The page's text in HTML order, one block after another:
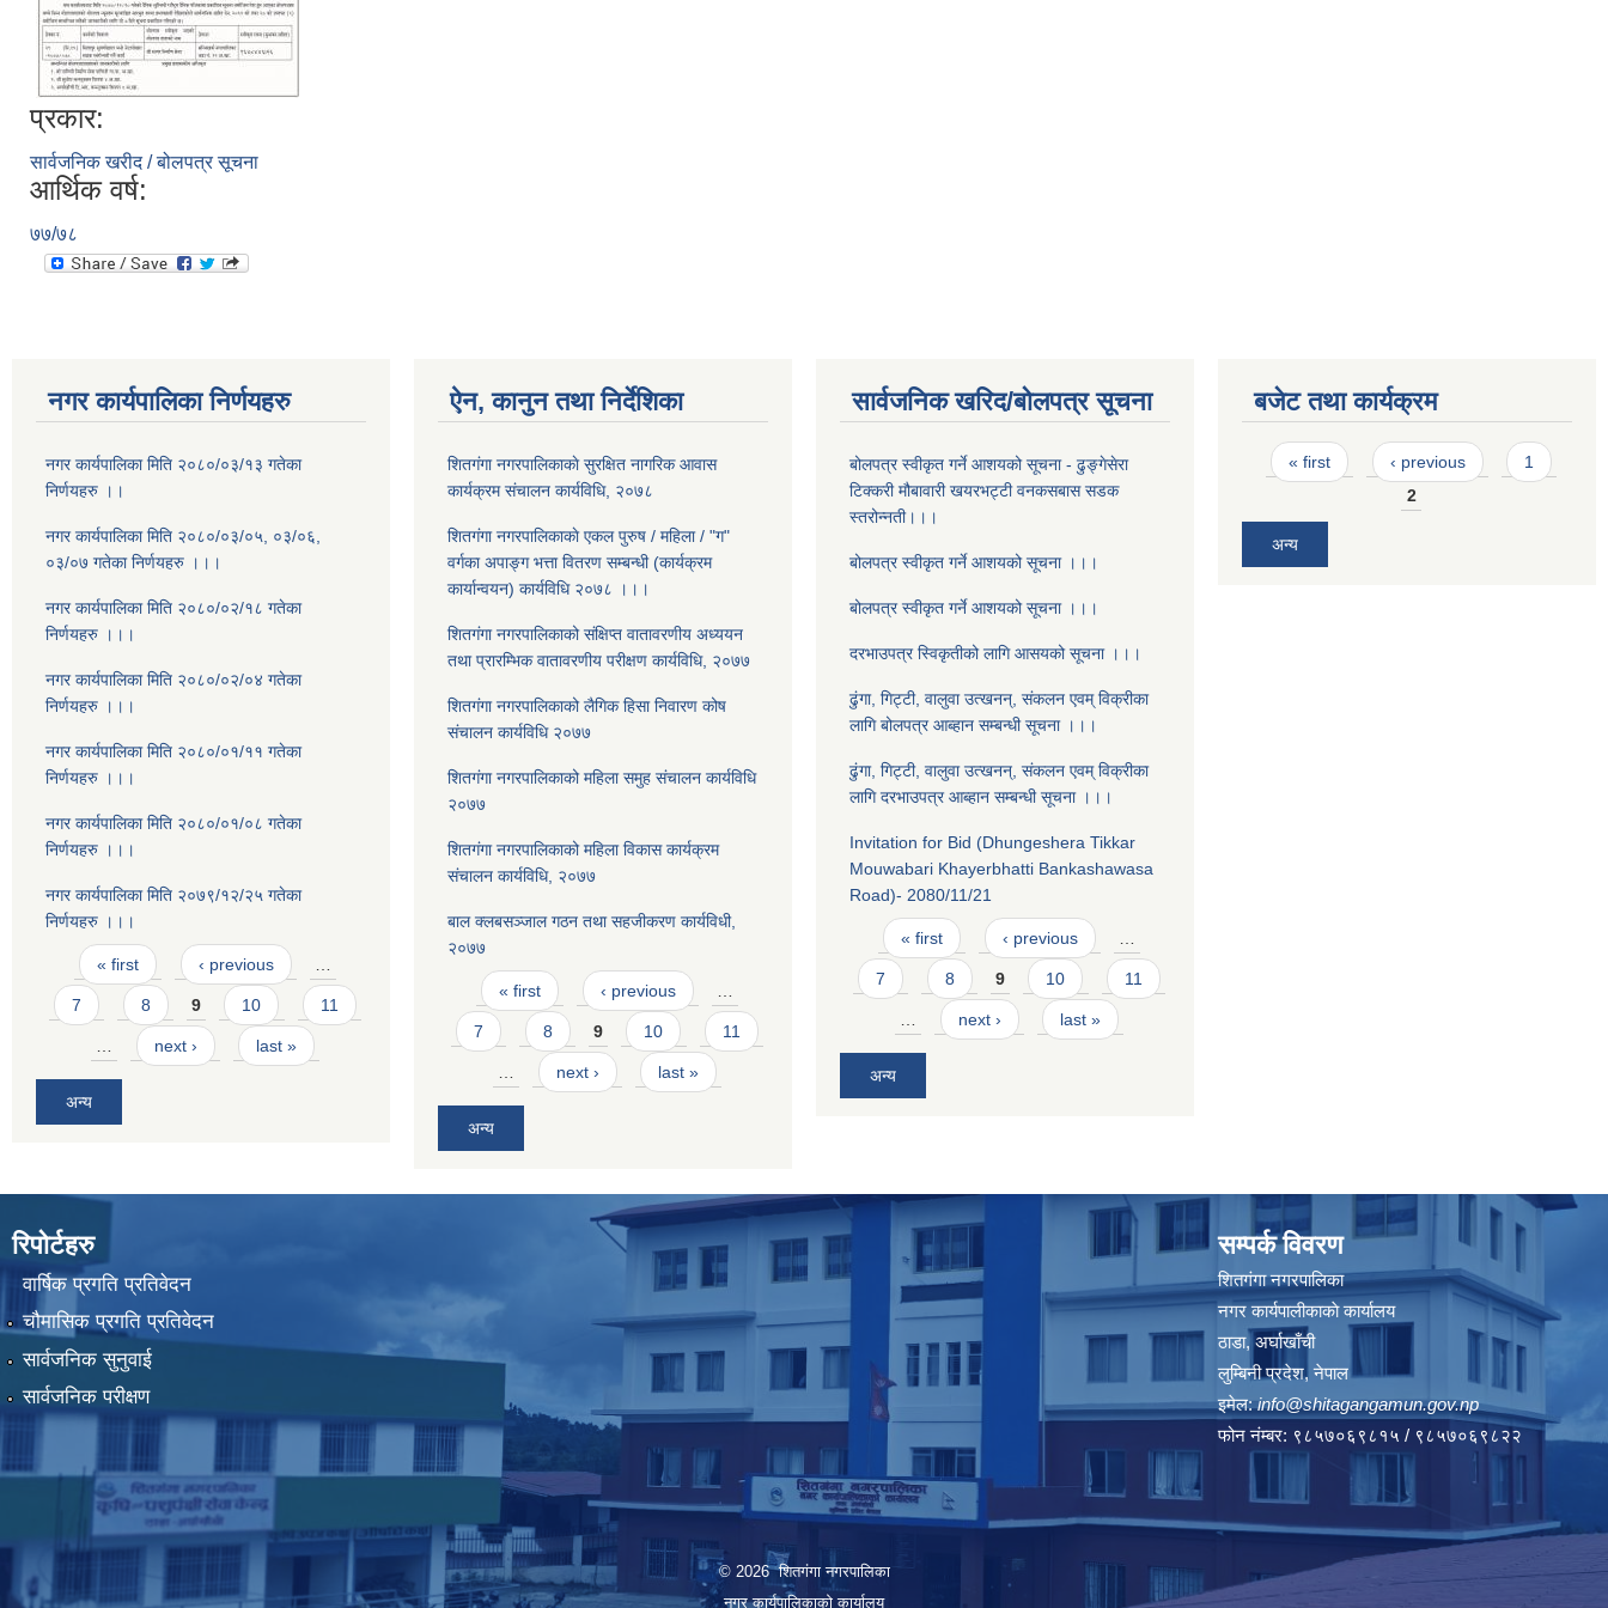
प्रकार:
सार्वजनिक खरीद / बोलपत्र सूचना
आर्थिक वर्ष:
७७/७८
नगर कार्यपालिका निर्णयहरु
नगर कार्यपालिका मिति २०८०/०३/१३ गतेका
निर्णयहरु ।।
नगर कार्यपालिका मिति २०८०/०३/०५, ०३/०६,
०३/०७ गतेका निर्णयहरु ।।।
नगर कार्यपालिका मिति २०८०/०२/१८ गतेका
निर्णयहरु ।।।
नगर कार्यपालिका मिति २०८०/०२/०४ गतेका
निर्णयहरु ।।।
नगर कार्यपालिका मिति २०८०/०१/११ गतेका
निर्णयहरु ।।।
नगर कार्यपालिका मिति २०८०/०१/०८ गतेका
निर्णयहरु ।।।
नगर कार्यपालिका मिति २०७९/१२/२५ गतेका
निर्णयहरु ।।।
Pages
« first ‹ previous
7 8 9 10 11
next › last »
अन्य
ऐन, कानुन तथा निर्देशिका
शितगंगा नगरपालिकाकाे सुरक्षित नागरिक आवास
कार्यक्रम संचालन कार्यविधि, २०७८
शितगंगा नगरपालिकाकाे एकल पुरुष / महिला / "ग"
वर्गका अपाङ्ग भत्ता वितरण सम्बन्धी (कार्यक्रम
कार्यान्वयन) कार्यविधि २०७८ ।।।
शितगंगा नगरपालिकाको संक्षिप्त वातावरणीय अध्ययन
तथा प्रारम्भिक वातावरणीय परीक्षण कार्यविधि, २०७७
शितगंगा नगरपालिकाको लैगिक हि‌सा निवारण कोष
संचालन कार्यविधि २०७७
शितगंगा नगरपालिकाको महिला समुह संचालन कार्यविधि
२०७७
शितगंगा नगरपालिकाको महिला विकास कार्यक्रम
संचालन कार्यविधि, २०७७
बाल क्लबसञ्जाल गठन तथा सहजीकरण कार्यविधी,
२०७७
Pages
« first ‹ previous
7 8 9 10 11
next › last »
अन्य
सार्वजनिक खरिद/बोलपत्र सूचना
बोलपत्र स्वीकृत गर्ने आशयको सूचना - ढुङ्गेसेरा
टिक्करी मौबावारी खयरभट्टी वनकसबास सडक
स्तरोन्नती।।।
बोलपत्र स्वीकृत गर्ने आशयको सूचना ।।।
बोलपत्र स्वीकृत गर्ने आशयको सूचना ।।।
दरभाउपत्र स्विकृतीको लागि आसयको सूचना ।।।
ढुंगा, गिट्टी, वालुवा उत्खनन्, संकलन एवम् विक्रीका
लागि बोलपत्र आब्हान सम्बन्धी सूचना ।।।
ढुंगा, गिट्टी, वालुवा उत्खनन्, संकलन एवम् विक्रीका
लागि दरभाउपत्र आब्हान सम्बन्धी सूचना ।।।
Invitation for Bid (Dhungeshera Tikkar
Mouwabari Khayerbhatti Bankashawasa
Road)- 2080/11/21
Pages
« first ‹ previous
7 8 9 10 11
next › last »
अन्य
बजेट तथा कार्यक्रम
Pages
« first ‹ previous
1
2
अन्य
रिपोर्टहरु
वार्षिक प्रगति प्रतिवेदन
चौमासिक प्रगति प्रतिवेदन
सार्वजनिक सुनुवाई
सार्वजनिक परीक्षण
सम्पर्क विवरण
शितगंगा नगरपालिका
नगर कार्यपालीकाकाे कार्यालय
ठाडा, अर्घाखाँची
लुम्बिनी प्रदेश, नेपाल
इमेल:info@shitagangamun.gov.np
फोन नंम्बर: ९८५७०६९८१५ / ९८५७०६९८२२
© 2026 शितगंगा नगरपालिका
नगर कार्यपालिकाकाे कार्यालय